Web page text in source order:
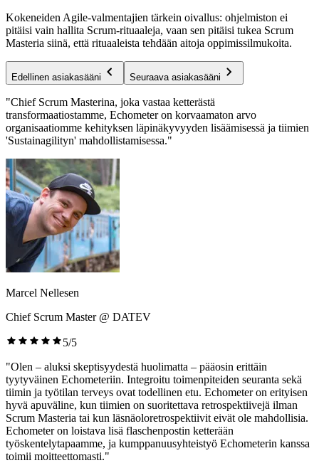
Kokeneiden Agile-valmentajien tärkein oivallus: ohjelmiston ei
pitäisi vain hallita Scrum-rituaaleja, vaan sen pitäisi tukea Scrum
Masteria siinä, että rituaaleista tehdään aitoja oppimissilmukoita.
Edellinen asiakasääni Seuraava asiakasääni
"Chief Scrum Masterina, joka vastaa ketterästä
transformaatiostamme, Echometer on korvaamaton arvo
organisaatiomme kehityksen läpinäkyvyyden lisäämisessä ja tiimien
'Sustainagilityn' mahdollistamisessa."
Marcel Nellesen
Chief Scrum Master @ DATEV
5/5
"Olen – aluksi skeptisyydestä huolimatta – pääosin erittäin
tyytyväinen Echometeriin. Integroitu toimenpiteiden seuranta sekä
tiimin ja työtilan terveys ovat todellinen etu. Echometer on erityisen
hyvä apuväline, kun tiimien on suoritettava retrospektiivejä ilman
Scrum Masteria tai kun läsnäoloretrospektiivit eivät ole mahdollisia.
Echometer on loistava lisä flaschenpostin ketterään
työskentelytapaamme, ja kumppanuusyhteistyö Echometerin kanssa
toimii moitteettomasti."